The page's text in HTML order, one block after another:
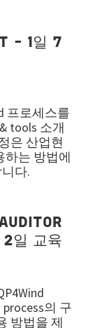
- 1일 7
프로세스를
tools 소개
은 산업현
하는 방법에
다.
2일 교육
process의 구
방법을 제